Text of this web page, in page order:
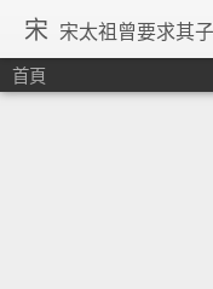
宋 宋太祖曾要求其子孫永遠不得殺害文人，文人在宋朝地位得到了空前的提升，重文輕武的風氣在宋朝達到了極致，「好男不當兵」「學而優則仕」等俗諺都是出在宋朝。在理學的興起、宗教
首頁